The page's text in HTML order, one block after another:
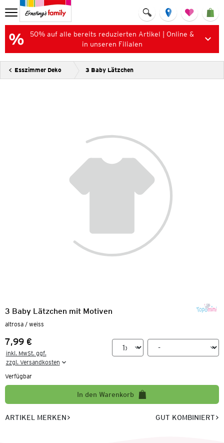
50% auf alle bereits reduzierten Artikel | Online &
in unseren Filialen
Esszimmer Deko 3 Baby Lätzchen
3 Baby Lätzchen mit Motiven
altrosa / weiss
Preis:
7,99 €
inkl. MwSt. ggf.
zzgl. Versandkosten
Verfügbar
In den Warenkorb
ARTIKEL MERKEN GUT KOMBINIERT